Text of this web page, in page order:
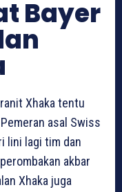
Bayer
Xhaka tentu
asal Swiss
lini lagi tim dan
akbar
Xhaka juga